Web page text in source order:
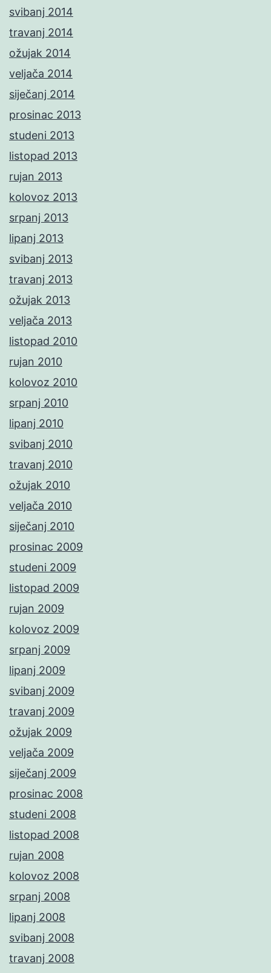
svibanj 2014
travanj 2014
ožujak 2014
veljača 2014
siječanj 2014
prosinac 2013
studeni 2013
listopad 2013
rujan 2013
kolovoz 2013
srpanj 2013
lipanj 2013
svibanj 2013
travanj 2013
ožujak 2013
veljača 2013
listopad 2010
rujan 2010
kolovoz 2010
srpanj 2010
lipanj 2010
svibanj 2010
travanj 2010
ožujak 2010
veljača 2010
siječanj 2010
prosinac 2009
studeni 2009
listopad 2009
rujan 2009
kolovoz 2009
srpanj 2009
lipanj 2009
svibanj 2009
travanj 2009
ožujak 2009
veljača 2009
siječanj 2009
prosinac 2008
studeni 2008
listopad 2008
rujan 2008
kolovoz 2008
srpanj 2008
lipanj 2008
svibanj 2008
travanj 2008